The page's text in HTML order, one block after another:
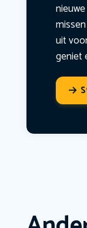
uit
geniet